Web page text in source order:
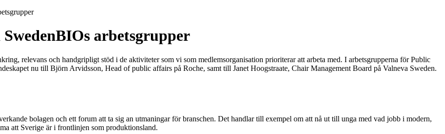
arbetsgrupper
relevans och handgripligt stöd i de aktiviteter som vi som medlemsorganisation prioriterar att arbeta med. I arbetsgrupperna för Public
nu till Björn Arvidsson, Head of public affairs på Roche, samt till Janet Hoogstraate, Chair Management Board på Valneva Sweden.
bolagen och ett forum att ta sig an utmaningar för branschen. Det handlar till exempel om att nå ut till unga med vad jobb i modern,
att Sverige är i frontlinjen som produktionsland.